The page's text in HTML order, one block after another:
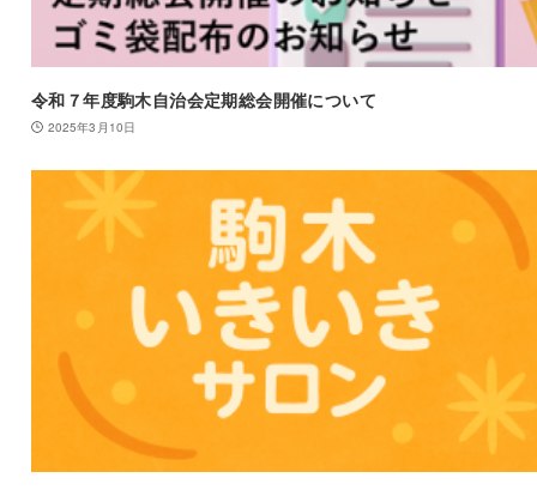
令和７年度駒木自治会定期総会開催について
2025年3月10日